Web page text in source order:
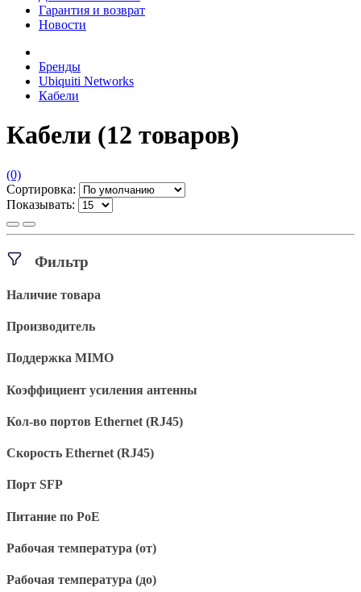
Гарантия и возврат
Новости
Бренды
Ubiquiti Networks
Кабели
Кабели (12 товаров)
(0)
Сортировка:
Показывать:
Фильтр
Наличие товара
Производитель
Поддержка MIMO
Коэффициент усиления антенны
Кол-во портов Ethernet (RJ45)
Скорость Ethernet (RJ45)
Порт SFP
Питание по PoE
Рабочая температура (от)
Рабочая температура (до)